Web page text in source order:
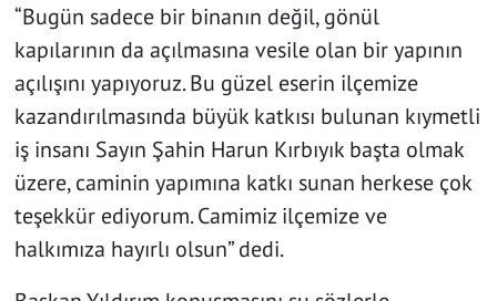
“Bugün sadece bir binanın değil, gönül
kapılarının da açılmasına vesile olan bir yapının
açılışını yapıyoruz. Bu güzel eserin ilçemize
kazandırılmasında büyük katkısı bulunan kıymetli
iş insanı Sayın Şahin Harun Kırbıyık başta olmak
üzere, caminin yapımına katkı sunan herkese çok
teşekkür ediyorum. Camimiz ilçemize ve
halkımıza hayırlı olsun” dedi.